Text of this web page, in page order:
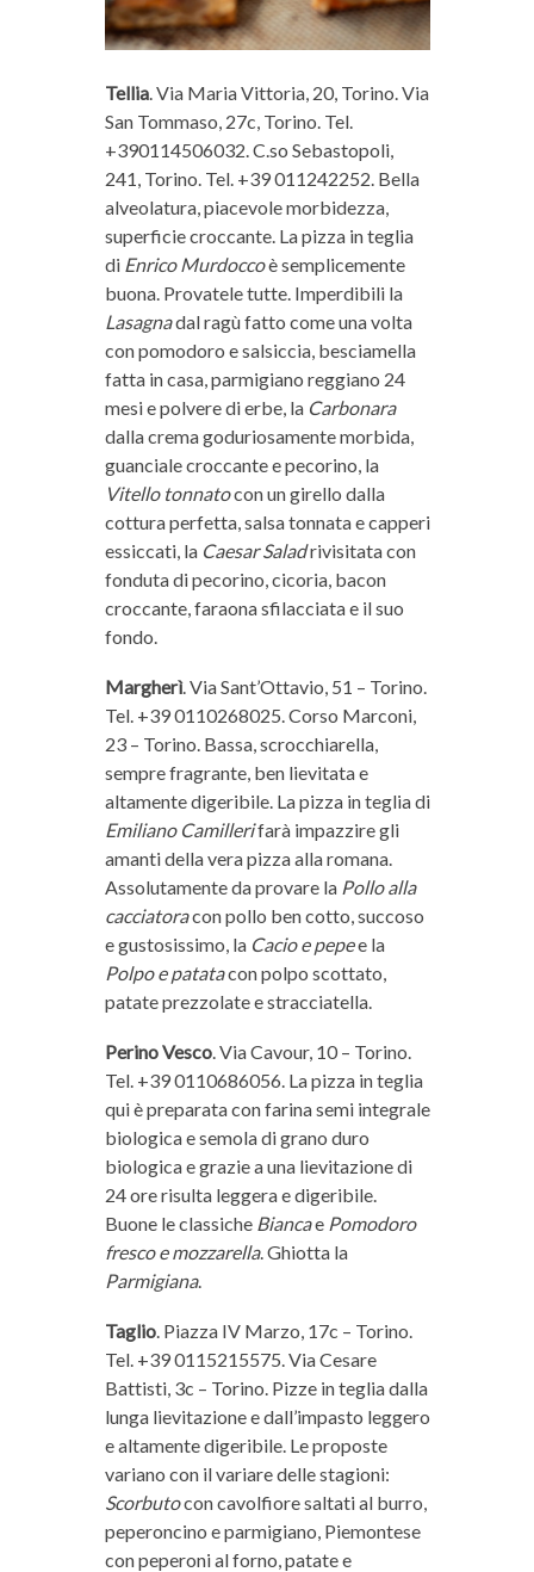
Tellia. Via Maria Vittoria, 20, Torino. Via
San Tommaso, 27c, Torino. Tel.
+390114506032. C.so Sebastopoli,
241, Torino. Tel. +39 011242252. Bella
alveolatura, piacevole morbidezza,
superficie croccante. La pizza in teglia
di Enrico Murdoccoè semplicemente
buona. Provatele tutte. Imperdibili la
Lasagnadal ragù fatto come una volta
con pomodoro e salsiccia, besciamella
fatta in casa, parmigiano reggiano 24
mesi e polvere di erbe, la Carbonara
dalla crema goduriosamente morbida,
guanciale croccante e pecorino, la
Vitello tonnatocon un girello dalla
cottura perfetta, salsa tonnata e capperi
essiccati, la Caesar Saladrivisitata con
fonduta di pecorino, cicoria, bacon
croccante, faraona sfilacciata e il suo
fondo.
Margherì. Via Sant’Ottavio, 51 – Torino.
Tel. +39 0110268025. Corso Marconi,
23 – Torino. Bassa, scrocchiarella,
sempre fragrante, ben lievitata e
altamente digeribile. La pizza in teglia di
Emiliano Camillerifarà impazzire gli
amanti della vera pizza alla romana.
Assolutamente da provare la Pollo alla
cacciatoracon pollo ben cotto, succoso
e gustosissimo, la Cacio e pepee la
Polpo e patatacon polpo scottato,
patate prezzolate e stracciatella.
Perino Vesco. Via Cavour, 10 – Torino.
Tel. +39 0110686056. La pizza in teglia
qui è preparata con farina semi integrale
biologica e semola di grano duro
biologica e grazie a una lievitazione di
24 ore risulta leggera e digeribile.
Buone le classiche Biancae Pomodoro
fresco e mozzarella. Ghiotta la
Parmigiana.
Taglio. Piazza IV Marzo, 17c – Torino.
Tel. +39 0115215575. Via Cesare
Battisti, 3c – Torino. Pizze in teglia dalla
lunga lievitazione e dall’impasto leggero
e altamente digeribile. Le proposte
variano con il variare delle stagioni:
Scorbutocon cavolfiore saltati al burro,
peperoncino e parmigiano, Piemontese
con peperoni al forno, patate e